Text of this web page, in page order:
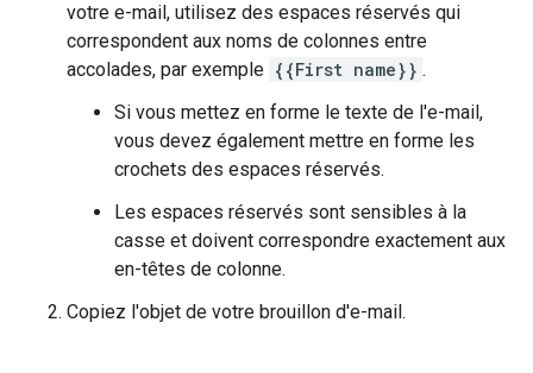
votre e-mail, utilisez des espaces réservés qui
correspondent aux noms de colonnes entre
accolades, par exemple {{First name}} .
Si vous mettez en forme le texte de l'e-mail,
vous devez également mettre en forme les
crochets des espaces réservés.
Les espaces réservés sont sensibles à la
casse et doivent correspondre exactement aux
en-têtes de colonne.
Copiez l'objet de votre brouillon d'e-mail.